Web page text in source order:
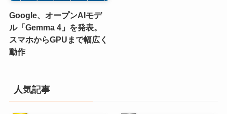
Google、オープンAIモデ
ル「Gemma 4」を発表。
スマホからGPUまで幅広く
動作
人気記事